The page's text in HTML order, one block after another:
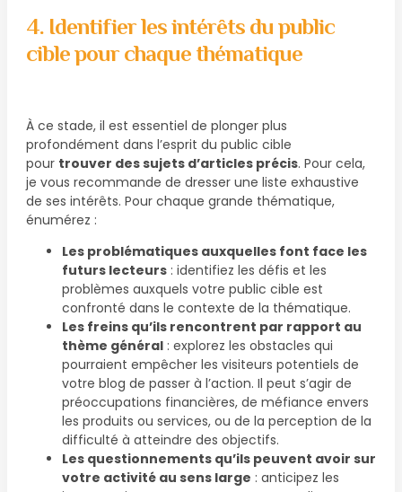
4. Identifier les intérêts du public
cible pour chaque thématique
À ce stade, il est essentiel de plonger plus
profondément dans l’esprit du public cible
pour trouver des sujets d’articles précis. Pour cela,
je vous recommande de dresser une liste exhaustive
de ses intérêts. Pour chaque grande thématique,
énumérez :
Les problématiques auxquelles font face les
futurs lecteurs : identifiez les défis et les
problèmes auxquels votre public cible est
confronté dans le contexte de la thématique.
Les freins qu’ils rencontrent par rapport au
thème général : explorez les obstacles qui
pourraient empêcher les visiteurs potentiels de
votre blog de passer à l’action. Il peut s’agir de
préoccupations financières, de méfiance envers
les produits ou services, ou de la perception de la
difficulté à atteindre des objectifs.
Les questionnements qu’ils peuvent avoir sur
votre activité au sens large : anticipez les